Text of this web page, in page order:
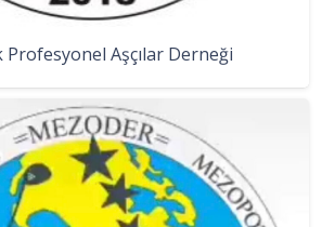
Profesyonel Aşçılar Derneği